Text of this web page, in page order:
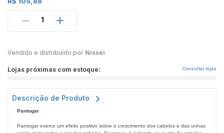
1
Vendido e distribuído por Nissei
Lojas próximas com estoque: Consultar lojas
Descrição de Produto
Pantogar
Pantogar exerce um efeito positivo sobre o crescimento dos cabelos e das unhas